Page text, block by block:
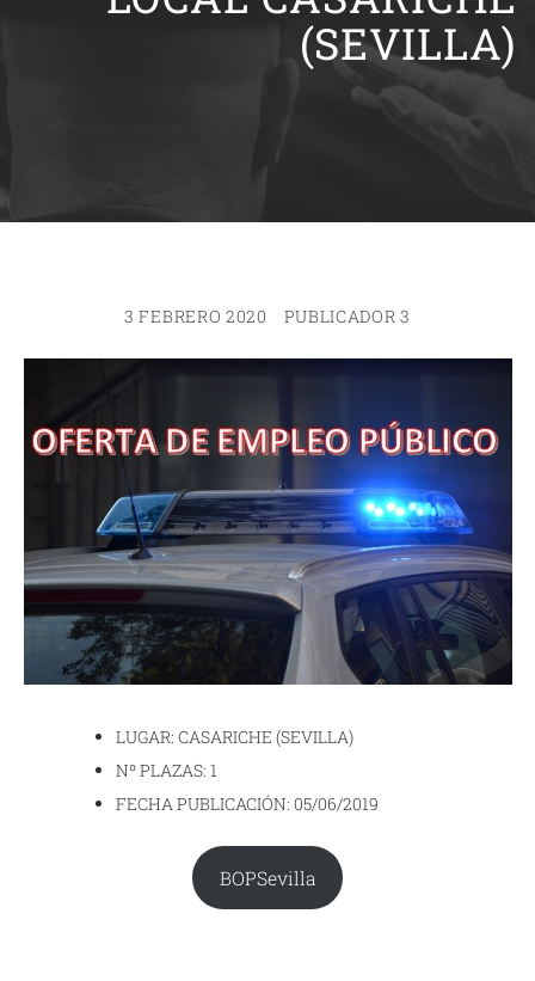
(SEVILLA)
3 FEBRERO 2020 PUBLICADOR 3
LUGAR: CASARICHE (SEVILLA)
Nº PLAZAS: 1
FECHA PUBLICACIÓN: 05/06/2019
BOPSevilla